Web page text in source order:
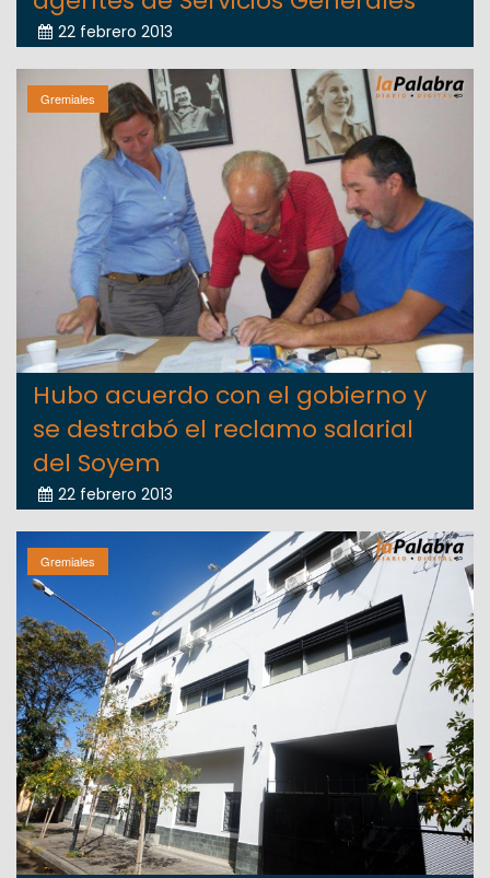
22 febrero 2013
Gremiales
Hubo acuerdo con el gobierno y
se destrabó el reclamo salarial
del Soyem
22 febrero 2013
Gremiales